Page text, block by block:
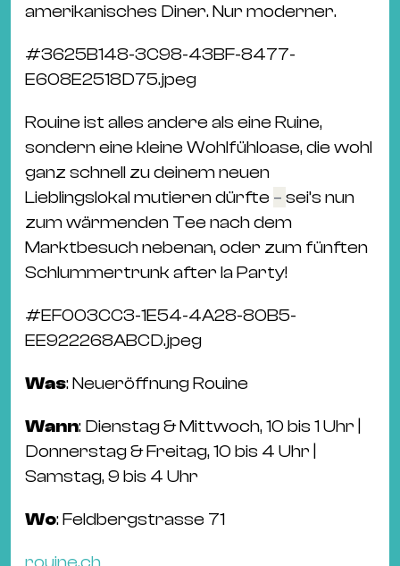
amerikanisches Diner. Nur moderner.
#3625B148-3C98-43BF-8477-
E608E2518D75.jpeg
Rouine ist alles andere als eine Ruine,
sondern eine kleine Wohlfühloase, die wohl
ganz schnell zu deinem neuen
Lieblingslokal mutieren dürfte – sei’s nun
zum wärmenden Tee nach dem
Marktbesuch nebenan, oder zum fünften
Schlummertrunk after la Party!
#EF003CC3-1E54-4A28-80B5-
EE922268ABCD.jpeg
Was: Neueröffnung Rouine
Wann: Dienstag & Mittwoch, 10 bis 1 Uhr |
Donnerstag & Freitag, 10 bis 4 Uhr |
Samstag, 9 bis 4 Uhr
Wo: Feldbergstrasse 71